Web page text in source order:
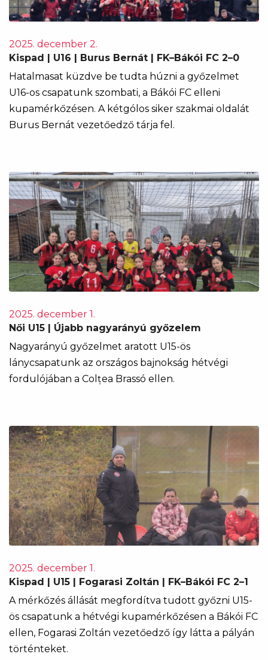
2025. december 2.
Kispad | U16 | Burus Bernát | FK–Bákói FC 2–0
Hatalmasat küzdve be tudta húzni a győzelmet
U16-os csapatunk szombati, a Bákói FC elleni
kupamérkőzésen. A kétgólos siker szakmai oldalát
Burus Bernát vezetőedző tárja fel.
2025. december 1.
Női U15 | Újabb nagyarányú győzelem
Nagyarányú győzelmet aratott U15-ös
lánycsapatunk az országos bajnokság hétvégi
fordulójában a Colțea Brassó ellen.
2025. december 1.
Kispad | U15 | Fogarasi Zoltán | FK–Bákói FC 2–1
A mérkőzés állását megfordítva tudott győzni U15-
ös csapatunk a hétvégi kupamérkőzésen a Bákói FC
ellen, Fogarasi Zoltán vezetőedző így látta a pályán
történteket.